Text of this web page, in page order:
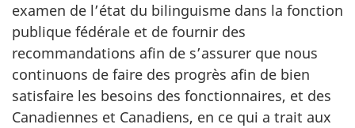
examen de l’état du bilinguisme dans la fonction
publique fédérale et de fournir des
recommandations afin de s’assurer que nous
continuons de faire des progrès afin de bien
satisfaire les besoins des fonctionnaires, et des
Canadiennes et Canadiens, en ce qui a trait aux